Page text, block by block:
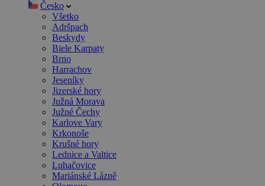
Česko
Všetko
Adršpach
Beskydy
Biele Karpaty
Brno
Harrachov
Jeseníky
Jizerské hory
Južná Morava
Južné Čechy
Karlove Vary
Krkonoše
Krušné hory
Lednice a Valtice
Luhačovice
Mariánské Lázně